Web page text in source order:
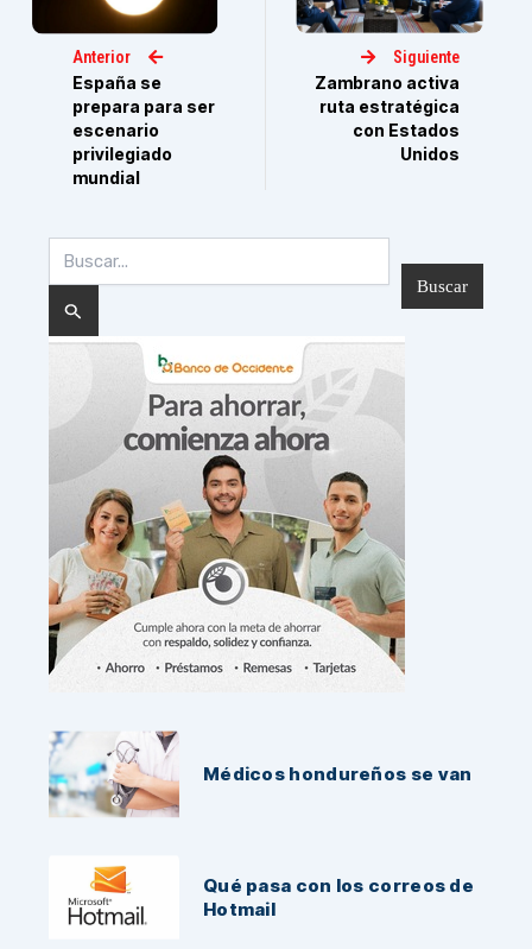
Anterior
España se
prepara para ser
escenario
privilegiado
mundial
Siguiente
Zambrano activa
ruta estratégica
con Estados
Unidos
por:
Médicos hondureños se van
Qué pasa con los correos de
Hotmail